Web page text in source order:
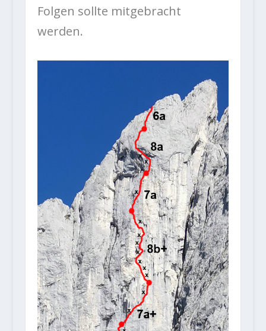
Folgen sollte mitgebracht
werden.